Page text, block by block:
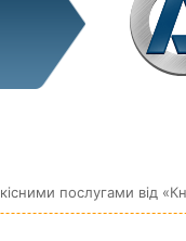
послугами від